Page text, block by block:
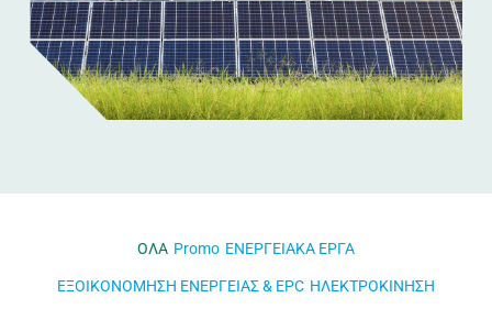
ΟΛΑ Promo ΕΝΕΡΓΕΙΑΚΑ ΕΡΓΑ
ΕΞΟΙΚΟΝΟΜΗΣΗ ΕΝΕΡΓΕΙΑΣ & EPC ΗΛΕΚΤΡΟΚΙΝΗΣΗ